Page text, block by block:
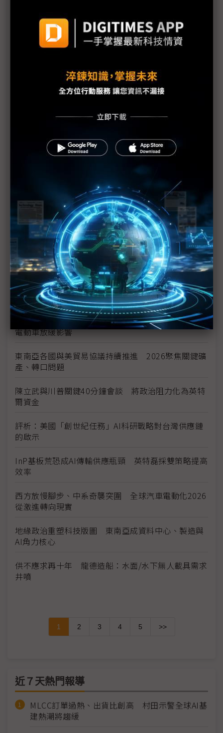
NASA新署長Isaacman揭重返月球藍圖 拚川普任內
啟動「軌道經濟」
黃仁勳誠聘Groq 員工股權「折現」約9成隨CEO加
川普10萬美元H-1B簽證費用爭議延燒 美國商會提起
魏哲家自嘲含淚打造台積美廠 NYT剖析1.8萬條法規
從DeepSeek到H200鬆綁 盤點NVIDIA 2025年十大
關鍵時刻
新的逆襲之路？ 業者估未來5~10年中國將竄出多家
TPU
未蒙其利先受其害 美國製造業景氣連9個月衰退
H200效能翻6倍、價格增3成 NVIDIA「清庫存」仍
讓中國動心
豐田目標2026全球生產破千萬輛 HEV需求強勁跨越
電動車放緩影響
東南亞各國與美貿易協議持續推進 2026聚焦關鍵礦
產、轉口問題
陳立武與川普關鍵40分鐘會談 將政治阻力化為英特
爾資金
評析：美國「創世紀任務」AI科研戰略對台灣供應鏈
的啟示
InP基板荒恐成AI傳輸供應瓶頸 英特磊採雙策略提高
效率
西方放慢腳步、中系奇襲突圍 全球汽車電動化2026
從激進轉向現實
地緣政治重塑科技版圖 東南亞成資料中心、製造與
AI角力核心
供不應求再十年 龍德造船：水面/水下無人載具需求
井噴
1 2 3 4 5 >>
近７天熱門報導
MLCC訂單過熱、出貨比創高 村田示警全球AI基
建熱潮將趨緩